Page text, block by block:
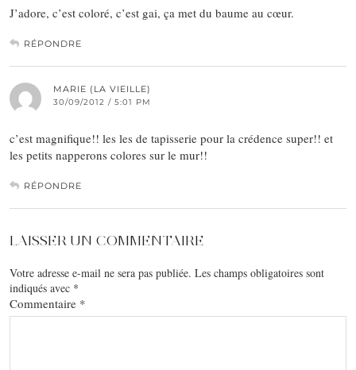
J’adore, c’est coloré, c’est gai, ça met du baume au cœur.
RÉPONDRE
MARIE (LA VIEILLE)
30/09/2012 / 5:01 PM
c’est magnifique!! les les de tapisserie pour la crédence super!! et
les petits napperons colores sur le mur!!
RÉPONDRE
LAISSER UN COMMENTAIRE
Votre adresse e-mail ne sera pas publiée. Les champs obligatoires sont
indiqués avec *
Commentaire *